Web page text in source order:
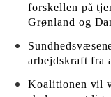
forskellen på
Grønland og
arbejdskraft fra
Koalitionen vil